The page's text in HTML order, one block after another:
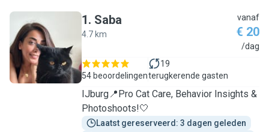
S
1. Saba
4.7 km
vanaf
€ 20
/dag
54 beoordelingen
19
terugkerende gasten
IJburg📍Pro Cat Care, Behavior Insights &
Photoshoots!🤍
Laatst gereserveerd: 3 dagen geleden